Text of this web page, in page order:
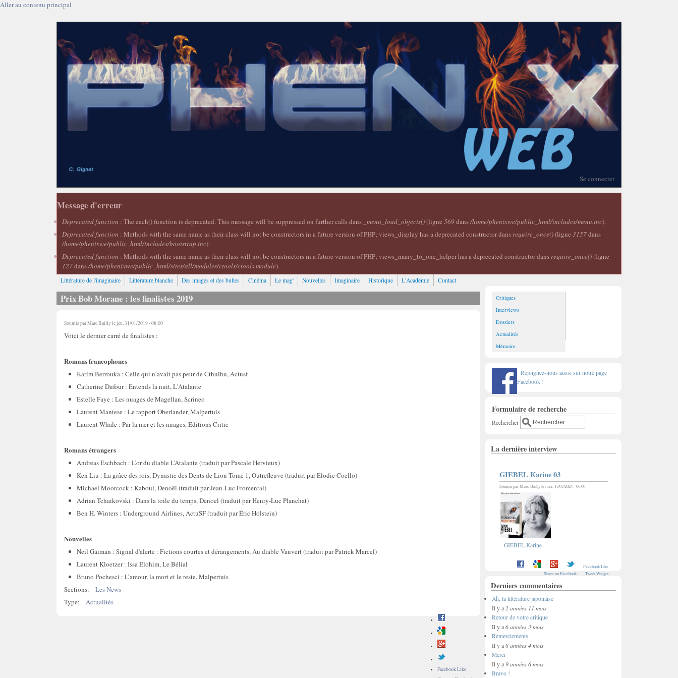
Aller au contenu principal
Se connecter
Message d'erreur
Deprecated function : The each() function is deprecated. This message will be suppressed on further calls dans _menu_load_objects()(ligne 569dans/home/phenixwe/public_html/includes/menu.inc).
Deprecated function : Methods with the same name as their class will not be constructors in a future version of PHP; views_display has a deprecated constructor dans require_once()(ligne 3157dans
/home/phenixwe/public_html/includes/bootstrap.inc).
Deprecated function : Methods with the same name as their class will not be constructors in a future version of PHP; views_many_to_one_helper has a deprecated constructor dans require_once()(ligne
127dans/home/phenixwe/public_html/sites/all/modules/ctools/ctools.module).
Littérature de l'imaginaire Littérature blanche Des images et des bulles Cinéma Le mag' Nouvelles Imaginaire Historique L'Académie Contact
Prix Bob Morane : les finalistes 2019
Soumis parMarc Baillyle jeu, 31/01/2019 - 08:00
Voici le dernier carré de finalistes :
Romans francophones
Karim Berrouka : Celle qui n’avait pas peur de Cthulhu, Actusf
Catherine Dufour : Entends la nuit, L'Atalante
Estelle Faye : Les nuages de Magellan, Scrineo
Laurent Mantese : Le rapport Oberlander, Malpertuis
Laurent Whale : Par la mer et les nuages, Editions Critic
Romans étrangers
Andreas Eschbach : L’or du diable L’Atalante (traduit par Pascale Hervieux)
Ken Liu : La grâce des rois, Dynastie des Dents de Lion Tome 1, Outrefleuve (traduit par Elodie Coello)
Michael Moorcock : Kaboul, Denoël (traduit par Jean-Luc Fromental)
Adrian Tchaikovski : Dans la toile du temps, Denoel (traduit par Henry-Luc Planchat)
Ben H. Winters : Underground Airlines, ActuSF (traduit par Éric Holstein)
Nouvelles
Neil Gaiman : Signal d'alerte : Fictions courtes et dérangements, Au diable Vauvert (traduit par Patrick Marcel)
Laurent Kloetzer : Issa Elohim, Le Bélial
Bruno Pochesci : L’amour, la mort et le reste, Malpertuis
Sections:
Les News
Type:
Actualités
Facebook Like
Critiques
Interviews
Dossiers
Actualités
Mémoire
Rejoignez-nous aussi sur notre page
Facebook !
Formulaire de recherche
Rechercher
La dernière interview
GIEBEL Karine 03
Soumis parMarc Baillyle mer, 17/07/2024 - 06:00
GIEBEL Karine
Facebook Like
Share on Facebook
Tweet Widget
Derniers commentaires
Ah, la littérature japonaise
Il y a 2 années 11 mois
Retour de votre critique
Il y a 6 années 3 mois
Remerciements
Il y a 8 années 4 mois
Merci
Il y a 9 années 6 mois
Bravo !